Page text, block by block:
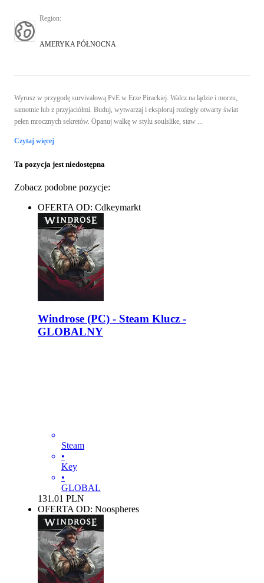
Region:
AMERYKA PÓŁNOCNA
Wyrusz w przygodę survivalową PvE w Erze Pirackiej. Walcz na lądzie i morzu,
samotnie lub z przyjaciółmi. Buduj, wytwarzaj i eksploruj rozległy otwarty świat
pełen mrocznych sekretów. Opanuj walkę w stylu soulslike, staw ...
Czytaj więcej
Ta pozycja jest niedostępna
Zobacz podobne pozycje:
OFERTA OD: Cdkeymarkt
Windrose (PC) - Steam Klucz -
GLOBALNY
Steam
•
Key
•
GLOBAL
131.01 PLN
OFERTA OD: Noospheres